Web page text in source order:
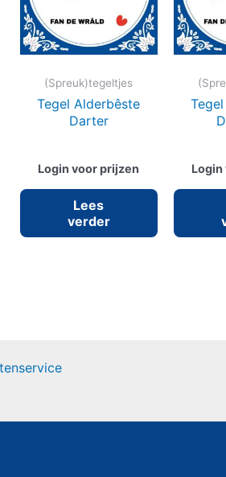
(Spreuk)tegeltjes
Tegel Alderbêste
Darter
Login voor prijzen
Lees
verder
Login